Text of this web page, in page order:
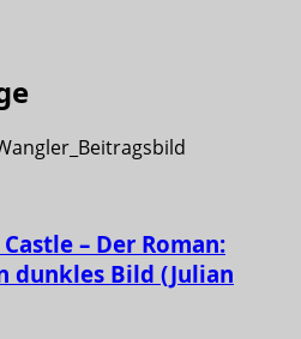
– Der Roman:
dunkles Bild (Julian